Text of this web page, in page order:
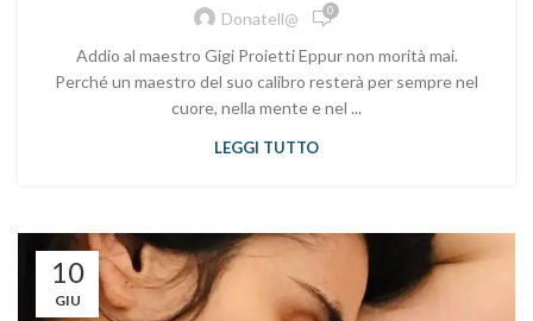
Donatell@ 0
Addio al maestro Gigi Proietti Eppur non morità mai.
Perché un maestro del suo calibro resterà per sempre nel
cuore, nella mente e nel ...
LEGGI TUTTO
10
GIU